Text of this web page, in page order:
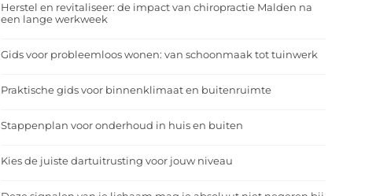
Herstel en revitaliseer: de impact van chiropractie Malden na
een lange werkweek
Gids voor probleemloos wonen: van schoonmaak tot tuinwerk
Praktische gids voor binnenklimaat en buitenruimte
Stappenplan voor onderhoud in huis en buiten
Kies de juiste dartuitrusting voor jouw niveau